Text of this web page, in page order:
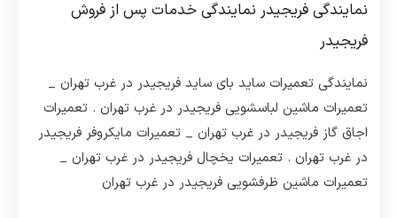
نمایندگی فریجیدر نمایندگی خدمات پس از فروش
فریجیدر
نمایندگی تعمیرات ساید بای ساید فریجیدر در غرب تهران _
تعمیرات ماشین لباسشویی فریجیدر در غرب تهران . تعمیرات
اجاق گاز فریجیدر در غرب تهران _ تعمیرات مایکروفر فریجیدر
در غرب تهران . تعمیرات یخچال فریجیدر در غرب تهران _
تعمیرات ماشین ظرفشویی فریجیدر در غرب تهران